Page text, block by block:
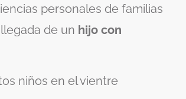
personales de familias
de un hijo con
niños en el vientre